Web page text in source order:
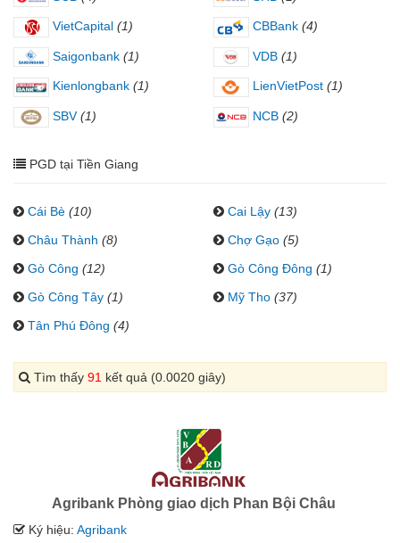
VietCapital (1) CBBank (4)
Saigonbank (1) VDB (1)
Kienlongbank (1) LienVietPost (1)
SBV (1) NCB (2)
PGD tại Tiền Giang
Cái Bè (10) Cai Lậy (13)
Châu Thành (8) Chợ Gạo (5)
Gò Công (12) Gò Công Đông (1)
Gò Công Tây (1) Mỹ Tho (37)
Tân Phú Đông (4)
Tìm thấy 91 kết quả (0.0020 giây)
Agribank Phòng giao dịch Phan Bội Châu
Ký hiệu: Agribank